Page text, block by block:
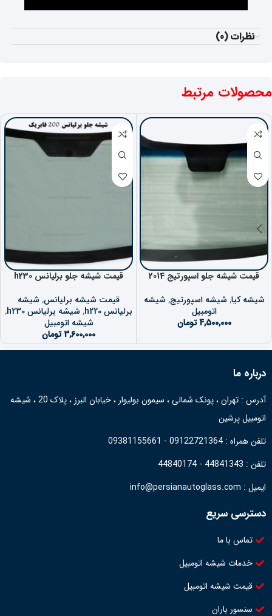
نظرات (0)
محصولات مرتبط
قیمت شیشه جلو اسپورتیج 2014
شیشه کیا,شیشه اسپورتیج,شیشه
اتومبیل
4,500,000 تومان
قیمت شیشه جلو برلیانس h230
قیمت شیشه برلیانس,شیشه
برلیانس h220
,شیشه برلیانس h230
,
شیشه اتومبیل
3,600,000تومان
درباره ما
آدرس : تهران ، پونک شمالی ، سیمون بولیوار ، خیابان البرز ، پلاک 20 ، شیشه
اتومبیل پرشین
تلفن همراه : 09122721364 - 09381155661
تلفن : 44841343 - 44840174
ایمیل : info@persianautoglass.com
دسترسی سریع
تماس با ما
خدمات شیشه اتومبیل
قیمت شیشه اتومبیل
سنسور باران